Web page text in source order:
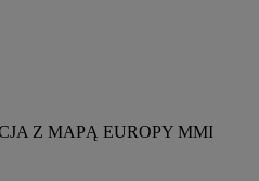
Z MAPĄ EUROPY MMI